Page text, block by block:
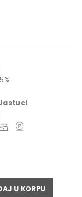
U KORPU